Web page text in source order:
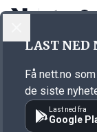
Annonsørinnhold
LAST NED
Få nett.no
de siste
Last ned fra
Google